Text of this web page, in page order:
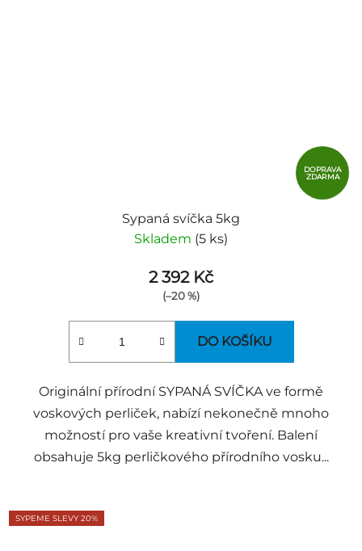
DOPRAVA
ZDARMA
Sypaná svíčka 5kg
Skladem (5 ks)
2 392 Kč
(–20 %)
DO KOŠÍKU
Originální přírodní SYPANÁ SVÍČKA ve formě
voskových perliček, nabízí nekonečně mnoho
možností pro vaše kreativní tvoření. Balení
obsahuje 5kg perličkového přírodního vosku...
SYPEME SLEVY 20%